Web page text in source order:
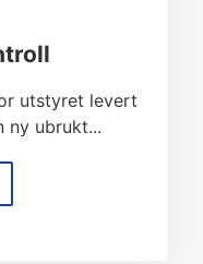
utstyret levert
ny ubrukt...